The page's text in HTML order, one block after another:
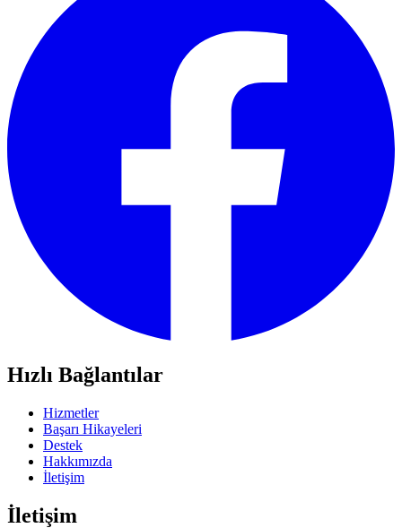
Hızlı Bağlantılar
Hizmetler
Başarı Hikayeleri
Destek
Hakkımızda
İletişim
İletişim